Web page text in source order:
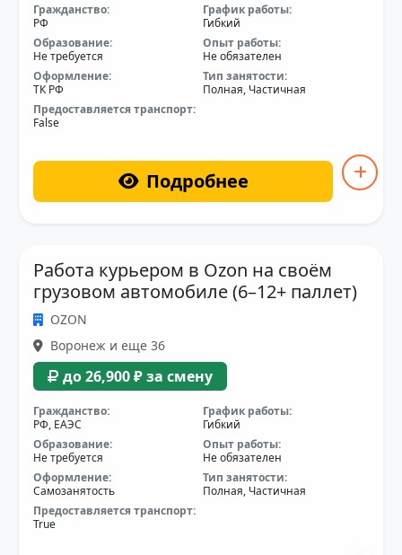
Гражданство:
РФ
График работы:
Гибкий
Образование:
Не требуется
Опыт работы:
Не обязателен
Оформление:
ТК РФ
Тип занятости:
Полная, Частичная
Предоставляется транспорт:
False
Подробнее
Работа курьером в Ozon на своём
грузовом автомобиле (6–12+ паллет)
OZON
Воронеж и еще 36
до 26,900 ₽ за смену
Гражданство:
РФ, ЕАЭС
График работы:
Гибкий
Образование:
Не требуется
Опыт работы:
Не обязателен
Оформление:
Самозанятость
Тип занятости:
Полная, Частичная
Предоставляется транспорт:
True